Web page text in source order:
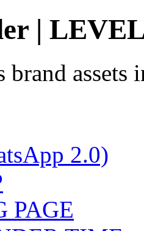
|
brand
2.0)
PAGE